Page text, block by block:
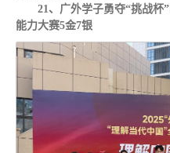
21、广外学子勇夺“挑战杯
能力大赛5金7银